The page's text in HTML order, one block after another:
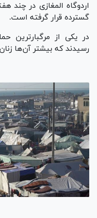
اردوگاه المغازی در
گسترده قرار گرفته است.
رسیدند که بیشتر آن‌ها